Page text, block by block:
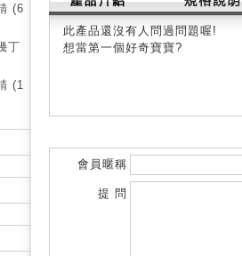
(6
丁
(1
此產品還沒有人問過問題喔!
想當第一個好奇寶寶?
會員暱稱
提 問